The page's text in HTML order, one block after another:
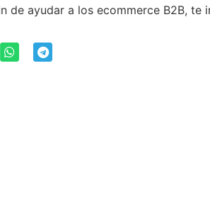
de ayudar a los ecommerce B2B,